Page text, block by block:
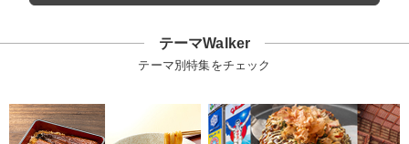
テーマWalker
テーマ別特集をチェック